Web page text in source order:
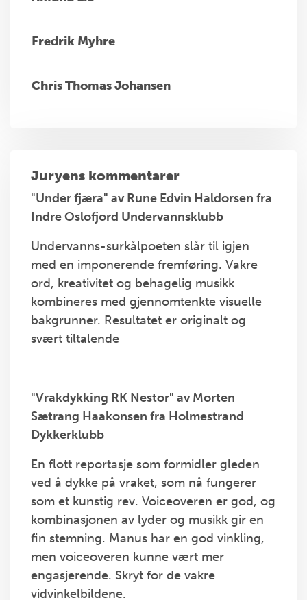
Fredrik Myhre
Chris Thomas Johansen
Juryens kommentarer
"Under fjæra" av Rune Edvin Haldorsen fra
Indre Oslofjord Undervannsklubb
Undervanns-surkålpoeten slår til igjen
med en imponerende fremføring. Vakre
ord, kreativitet og behagelig musikk
kombineres med gjennomtenkte visuelle
bakgrunner. Resultatet er originalt og
svært tiltalende
"Vrakdykking RK Nestor" av Morten
Sætrang Haakonsen fra Holmestrand
Dykkerklubb
En flott reportasje som formidler gleden
ved å dykke på vraket, som nå fungerer
som et kunstig rev. Voiceoveren er god, og
kombinasjonen av lyder og musikk gir en
fin stemning. Manus har en god vinkling,
men voiceoveren kunne vært mer
engasjerende. Skryt for de vakre
vidvinkelbildene.